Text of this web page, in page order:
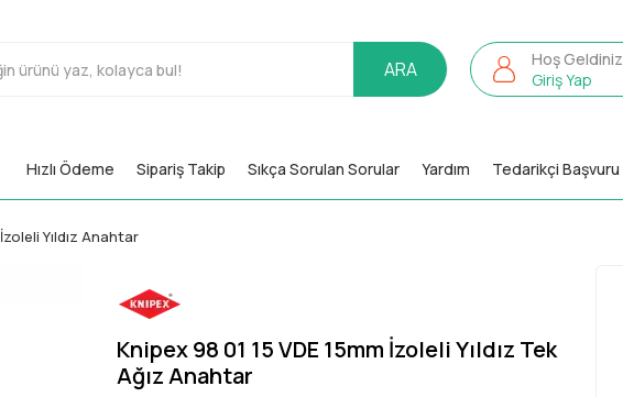
ARA
Hoş Geldiniz
Giriş Yap
Hızlı Ödeme Sipariş Takip Sıkça Sorulan Sorular Yardım Tedarikçi Başvuru
İzoleli Yıldız Anahtar
Knipex 98 01 15 VDE 15mm İzoleli Yıldız Tek
Ağız Anahtar